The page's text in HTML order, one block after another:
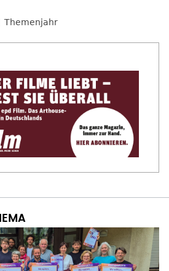
Themenjahr